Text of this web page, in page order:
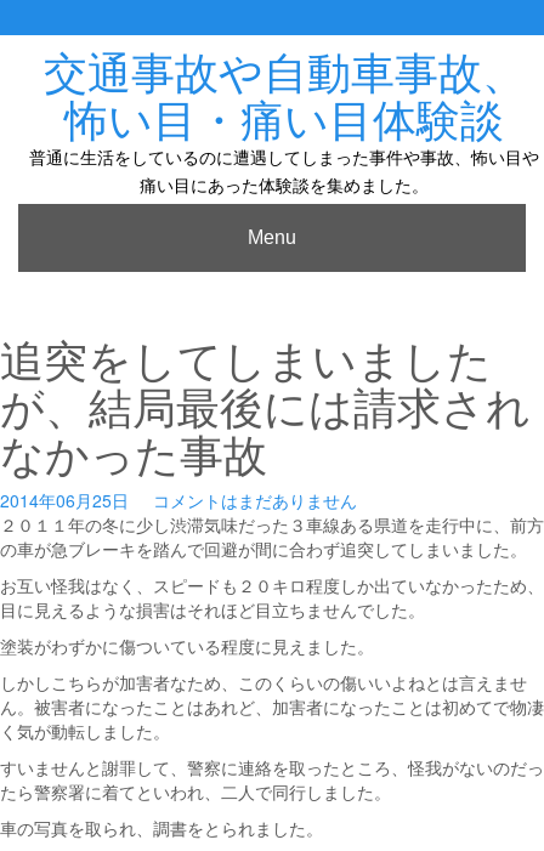
to
content交通事故や自動車事故、
怖い目・痛い目体験談
普通に生活をしているのに遭遇してしまった事件や事故、怖い目や
痛い目にあった体験談を集めました。
Menu
追突をしてしまいました
が、結局最後には請求され
なかった事故
2014年06月25日
コメントはまだありません
２０１１年の冬に少し渋滞気味だった３車線ある県道を走行中に、前方
の車が急ブレーキを踏んで回避が間に合わず追突してしまいました。
お互い怪我はなく、スピードも２０キロ程度しか出ていなかったため、
目に見えるような損害はそれほど目立ちませんでした。
塗装がわずかに傷ついている程度に見えました。
しかしこちらが加害者なため、このくらいの傷いいよねとは言えませ
ん。被害者になったことはあれど、加害者になったことは初めてで物凄
く気が動転しました。
すいませんと謝罪して、警察に連絡を取ったところ、怪我がないのだっ
たら警察署に着てといわれ、二人で同行しました。
車の写真を取られ、調書をとられました。